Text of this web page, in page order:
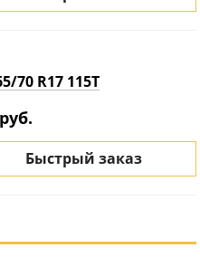
70 R17 115T
Быстрый заказ